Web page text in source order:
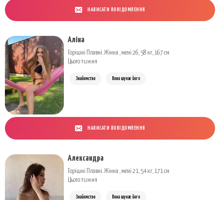
НАПИСАТИ ПОВІДОМЛЕННЯ
Аліна
Горішні Плавні. Жінка , мені 26, 58 кг, 167 см
Цього тижня
Знайомство Вона шукає його
НАПИСАТИ ПОВІДОМЛЕННЯ
Александра
Горішні Плавні. Жінка , мені 21, 54 кг, 171 см
Цього тижня
Знайомство Вона шукає його